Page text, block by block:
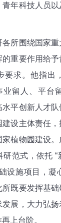
年科技人员
围绕国家重
重要作用给
要求。他指出
业留人、平台
平创新人才
设主体责任，
家植物园建设
研范式，依托
设施项目，凝
所既要发挥基
展，大力弘
上台阶。